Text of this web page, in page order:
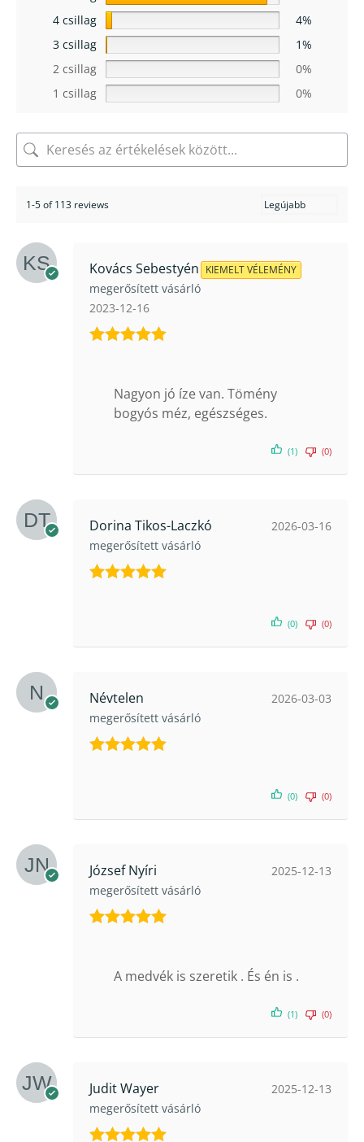
4 csillag
4%
3 csillag
1%
2 csillag
0%
1 csillag
0%
1-5 of 113 reviews
Kovács Sebestyén
megerősített vásárló
KIEMELT VÉLEMÉNY
2023-12-16
Nagyon jó íze van. Tömény
bogyós méz, egészséges.
(1) (0)
Dorina Tikos-Laczkó
megerősített vásárló
2026-03-16
(0) (0)
Névtelen
megerősített vásárló
2026-03-03
(0) (0)
József Nyíri
megerősített vásárló
2025-12-13
A medvék is szeretik . És én is .
(1) (0)
Judit Wayer
megerősített vásárló
2025-12-13